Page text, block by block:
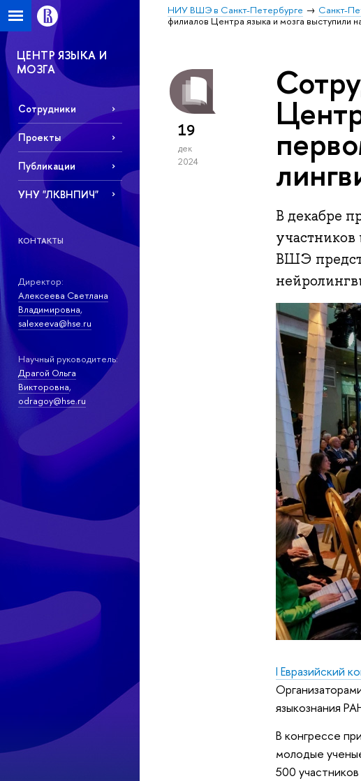
НИУ ВШЭ в Санкт-Петербурге Санкт-
филиалов Центра языка и мозга выступили
ЦЕНТР ЯЗЫКА И
МОЗГА
Сотрудники
Проекты
Публикации
УНУ "ЛКВНПИЧ"
КОНТАКТЫ
Директор:
Алексеева Светлана
Владимировна,
salexeeva@hse.ru
Научный руководитель:
Драгой Ольга
Викторовна,
odragoy@hse.ru
19
дек
2024
В декабре
ВШЭ
I Евразийский
языкознания
В конгрессе
молодые
500